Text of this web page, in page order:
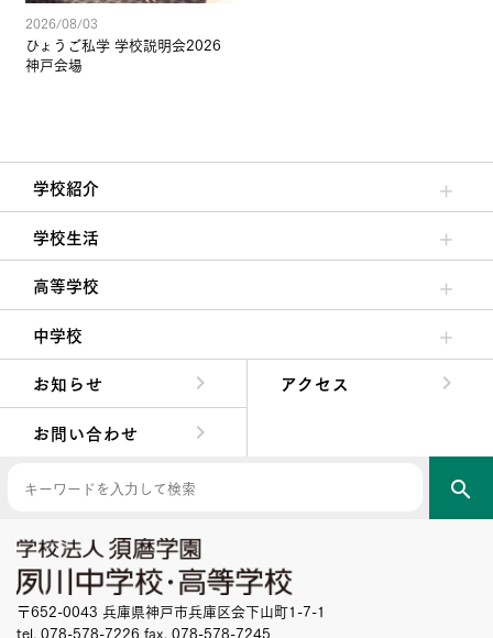
2026/08/03
ひょうご私学 学校説明会2026
神戸会場
学校紹介
理事長/学園長メッセージ
安心して任せられる学校
沿革
施設・設備
大学合格実績
学校生活
クラブ活動・生徒会活動
夙川ブログ
制服紹介
夙川カレンダー
高等学校
高校校長からの挨拶
高校の教育方針／特色
特進コース／進学コース
年間行事
先輩たちの声・生徒たちの声
中学校
中学校長からの挨拶
中学校の教育方針／特色
Aコース／Bコース
年間行事
先輩たちの声・生徒たちの声
お知らせ
アクセス
お問い合わせ
search
〒652-0043 兵庫県神戸市兵庫区会下山町1-7-1
tel. 078-578-7226 fax. 078-578-7245